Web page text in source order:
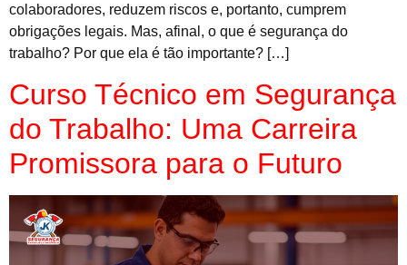
colaboradores, reduzem riscos e, portanto, cumprem
obrigações legais. Mas, afinal, o que é segurança do
trabalho? Por que ela é tão importante? […]
Curso Técnico em Segurança
do Trabalho: Uma Carreira
Promissora para o Futuro